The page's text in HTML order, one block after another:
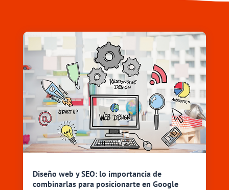
Diseño web y SEO: lo importancia de
combinarlas para posicionarte en Google